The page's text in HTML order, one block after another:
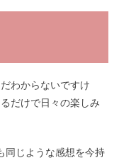
わからないですけ
だけで日々の楽しみ
同じような感想を今持